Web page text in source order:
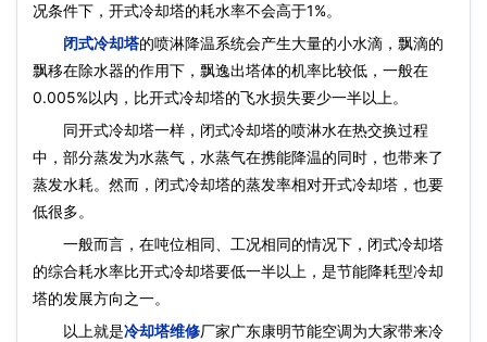
况条件下，开式冷却塔的耗水率不会高于1%。
闭式冷却塔的喷淋降温系统会产生大量的小水滴，飘滴的
飘移在除水器的作用下，飘逸出塔体的机率比较低，一般在
0.005%以内，比开式冷却塔的飞水损失要少一半以上。
同开式冷却塔一样，闭式冷却塔的喷淋水在热交换过程
中，部分蒸发为水蒸气，水蒸气在携能降温的同时，也带来了
蒸发水耗。然而，闭式冷却塔的蒸发率相对开式冷却塔，也要
低很多。
一般而言，在吨位相同、工况相同的情况下，闭式冷却塔
的综合耗水率比开式冷却塔要低一半以上，是节能降耗型冷却
塔的发展方向之一。
以上就是冷却塔维修厂家广东康明节能空调为大家带来冷